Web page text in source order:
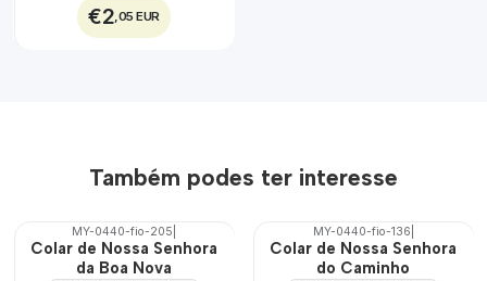
€2 ,05 EUR
Também podes ter interesse
🇵🇹
MY-0440-fio-205
Colar de Nossa Senhora
da Boa Nova
🇵🇹
MY-0440-fio-136
Colar de Nossa Senhora
do Caminho